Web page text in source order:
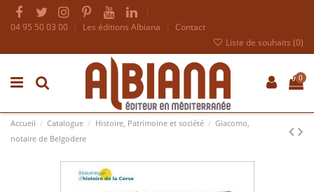
04 95 50 03 00 Les éditions Albiana
Contact
Liste de souhaits (0)
0
Accueil Catalogue Histoire, Patrimoine et société
Giacomo,
notaire de Belgodere